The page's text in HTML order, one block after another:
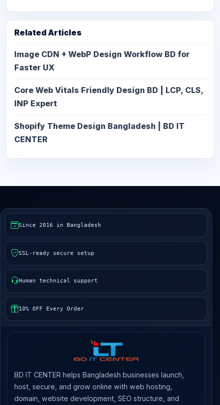
Related Articles
Image CDN + WebP Design Workflow BD for
Faster UX
Core Web Vitals Friendly Design BD | LCP, CLS,
INP Expert
Shopify Theme Design Bangladesh | BD IT
CENTER
Since 2016 in Bangladesh
SSL-ready secure setup
Human technical support
10% OFF Every Order
BD IT CENTER helps Bangladesh businesses launch,
host, secure, and grow online with web hosting,
domain, website development, SEO structure, and